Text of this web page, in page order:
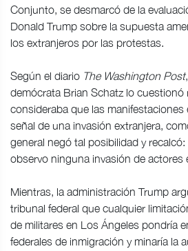
Conjunto, se desmarcó de la
Donald Trump sobre la supuesta
los extranjeros por las protestas.
Según el diario The Washington Post
demócrata Brian Schatz lo cuestionó
consideraba que las manifestaciones
señal de una invasión extranjera,
general negó tal posibilidad y
observo ninguna invasión de actores
Mientras, la administración Trump
tribunal federal que cualquier
de militares en Los Ángeles pondría
federales de inmigración y minaría la